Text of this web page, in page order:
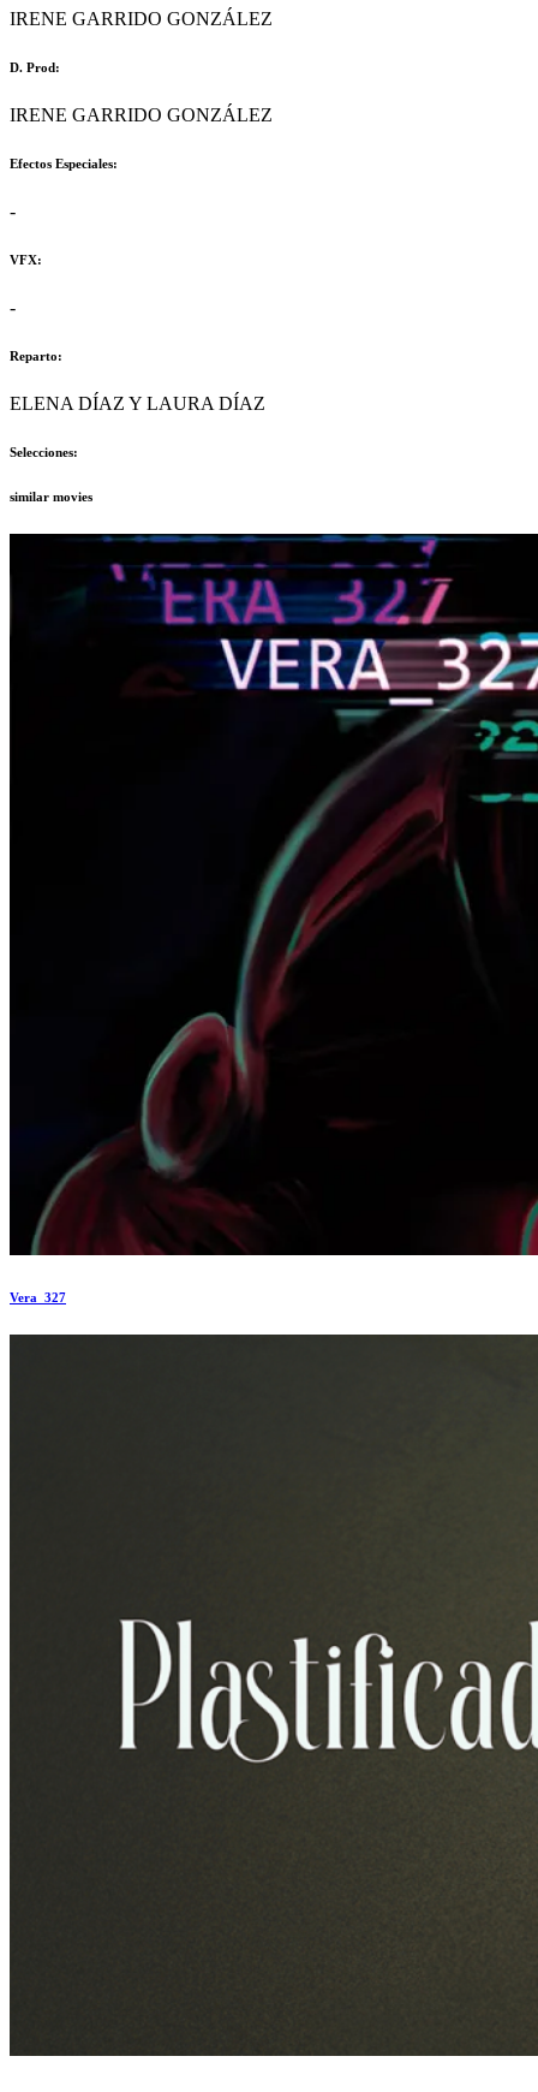
IRENE GARRIDO GONZÁLEZ
D. Prod:
IRENE GARRIDO GONZÁLEZ
Efectos Especiales:
-
VFX:
-
Reparto:
ELENA DÍAZ Y LAURA DÍAZ
Selecciones:
similar movies
Vera_327